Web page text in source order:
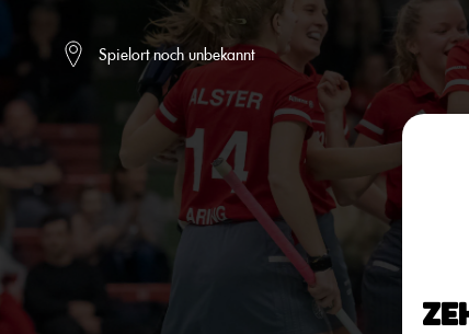
Spielort noch unbekannt